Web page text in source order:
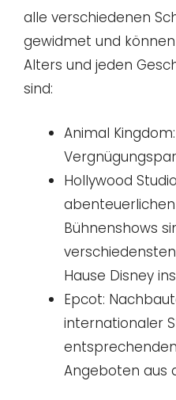
alle verschiedenen
gewidmet und
Alters und jeden
sind:
Animal
Hollywood
Bühnenshows
Hause Disney
Epcot:
internationaler
Angeboten aus